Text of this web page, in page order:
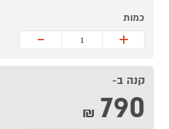
כמות
+
-
קנה ב-
790
₪